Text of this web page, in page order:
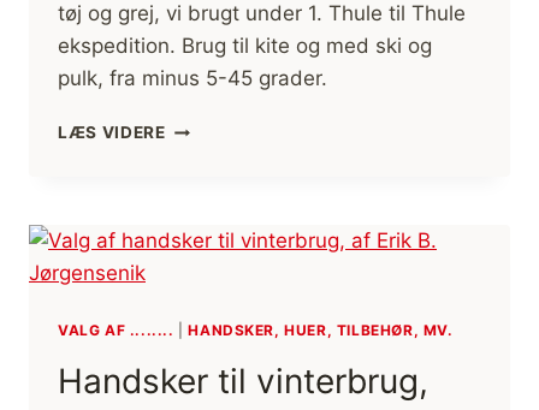
tøj og grej, vi brugt under 1. Thule til Thule
ekspedition. Brug til kite og med ski og
pulk, fra minus 5-45 grader.
LÆS VIDERETILBAGEMELDING
TIL
THULE
VALG AF ........ |HANDSKER, HUER, TILBEHØR, MV.
Handsker til vinterbrug,